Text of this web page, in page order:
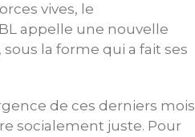
vives, le
appelle une nouvelle
la forme qui a fait ses
de ces derniers mois
socialement juste. Pour